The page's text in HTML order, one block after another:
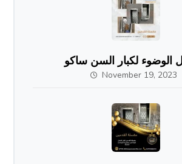
الوضوء لكبار السن ساكو
November 19, 2023